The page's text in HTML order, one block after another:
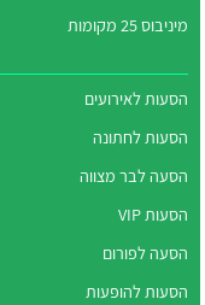
מיניבוס 25 מקומות
הסעות לאירועים
הסעות לחתונה
הסעה לבר מצווה
הסעות VIP
הסעה לפורום
הסעות להופעות